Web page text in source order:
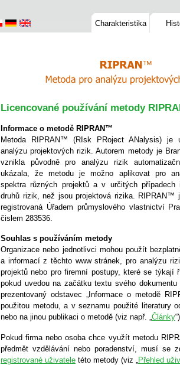
RIPRAN
Metoda pro analýzu
Licencované používání metody
Informace o metodě RIPRAN™
Metoda RIPRAN™ (RIsk PRoject ANalysis) je
analýzu projektových rizik. Autorem metody je
vznikla původně pro analýzu rizik
ukázala, že metodu je možno aplikovat pro
spektra různých projektů a v určitých
druhů rizik, než jsou projektová rizika. RIPRAN™
registrovaná Úřadem průmyslového vlastnictví
čislem 283536.
Souhlas s používáním metody
Organizace nebo jednotlivci mohou použít
a informací z těchto www stránek, pro analýzu
projektů nebo pro firemní postupy, které se týkají
pokud uvedou na začátku textu svého
prezentovaný odstavec „Informace o metodě
použitou metodu, a v seznamu použité literatury
nebo na jinou publikaci o metodě (viz např. „Články
Pokud firma nebo osoba chce využít metodu
předmět vzdělávání nebo poradenství, musí se
registrované uživatele této metody (viz „ Přehled
Charakteristika